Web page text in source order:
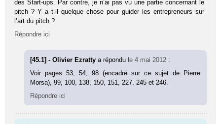
des Start-ups. Par contre, je n’ai pas vu une partie concernant le
pitch ? Y a t-il quelque chose pour guider les entrepreneurs sur
l’art du pitch ?
Répondre ici
[45.1] - Olivier Ezrattya répondu le 4 mai 2012 :
Voir pages 53, 54, 98 (enca­dré sur ce sujet de Pierre
Morsa), 99, 100, 138, 150, 151, 227, 245 et 246.
Répondre ici